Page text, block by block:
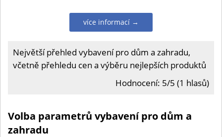
více informací →
Největší přehled vybavení pro dům a zahradu,
včetně přehledu cen a výběru nejlepších produktů
Hodnocení: 5/5 (1 hlasů)
Volba parametrů vybavení pro dům a
zahradu